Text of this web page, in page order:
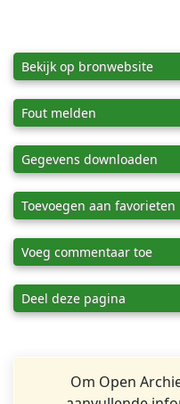
Bekijk op bronwebsite
Fout melden
Gegevens downloaden
Toevoegen aan favorieten
Voeg commentaar toe
Deel deze pagina
Om Open